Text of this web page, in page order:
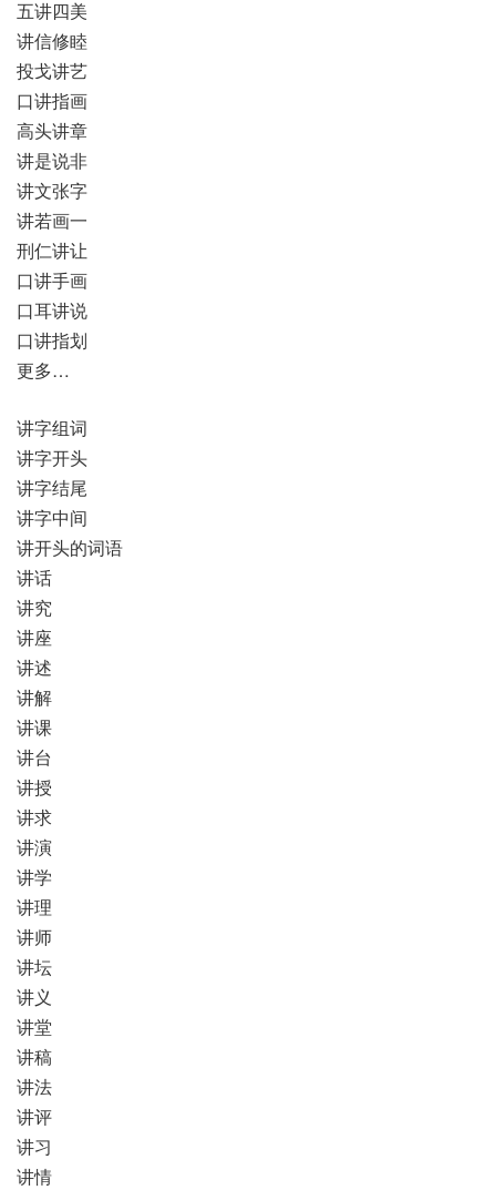
五讲四美
讲信修睦
投戈讲艺
口讲指画
高头讲章
讲是说非
讲文张字
讲若画一
刑仁讲让
口讲手画
口耳讲说
口讲指划
更多…
讲字组词
讲字开头
讲字结尾
讲字中间
讲开头的词语
讲话
讲究
讲座
讲述
讲解
讲课
讲台
讲授
讲求
讲演
讲学
讲理
讲师
讲坛
讲义
讲堂
讲稿
讲法
讲评
讲习
讲情